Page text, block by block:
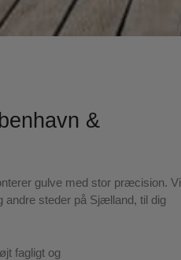
&
gulve med stor præcision. Vi
steder på Sjælland, til dig
fagligt og